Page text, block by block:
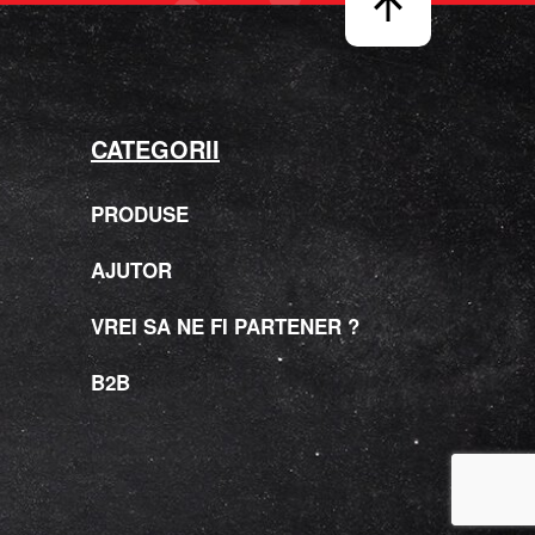
CATEGORII
PRODUSE
AJUTOR
VREI SA NE FI PARTENER ?
B2B